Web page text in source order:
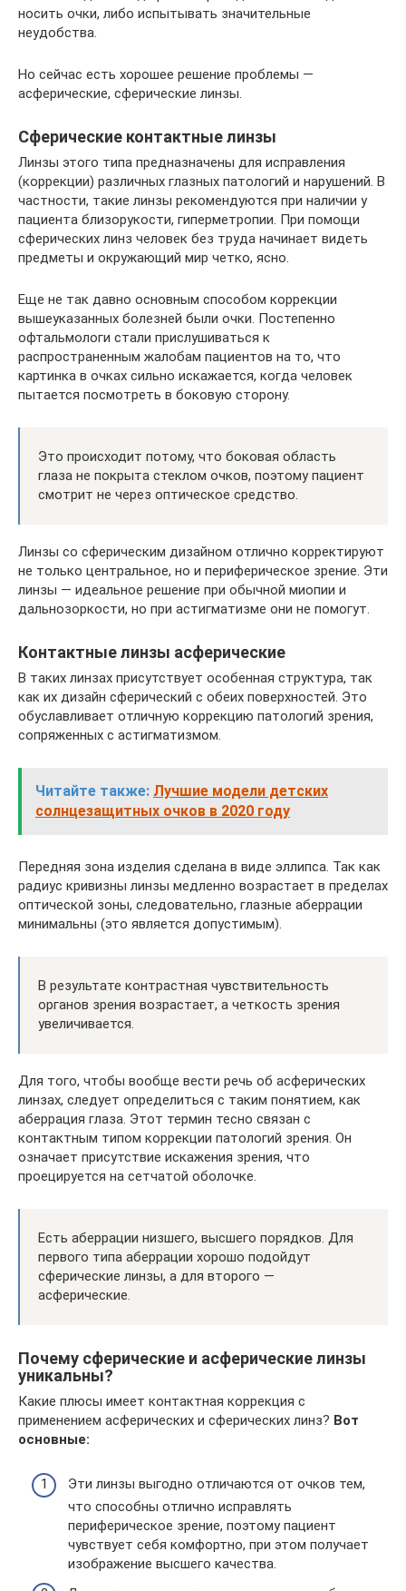
носить очки, либо испытывать значительные
неудобства.
Но сейчас есть хорошее решение проблемы —
асферические, сферические линзы.
Сферические контактные линзы
Линзы этого типа предназначены для исправления
(коррекции) различных глазных патологий и нарушений. В
частности, такие линзы рекомендуются при наличии у
пациента близорукости, гиперметропии. При помощи
сферических линз человек без труда начинает видеть
предметы и окружающий мир четко, ясно.
Еще не так давно основным способом коррекции
вышеуказанных болезней были очки. Постепенно
офтальмологи стали прислушиваться к
распространенным жалобам пациентов на то, что
картинка в очках сильно искажается, когда человек
пытается посмотреть в боковую сторону.
Это происходит потому, что боковая область
глаза не покрыта стеклом очков, поэтому пациент
смотрит не через оптическое средство.
Линзы со сферическим дизайном отлично корректируют
не только центральное, но и периферическое зрение. Эти
линзы — идеальное решение при обычной миопии и
дальнозоркости, но при астигматизме они не помогут.
Контактные линзы асферические
В таких линзах присутствует особенная структура, так
как их дизайн сферический с обеих поверхностей. Это
обуславливает отличную коррекцию патологий зрения,
сопряженных с астигматизмом.
Читайте также: Лучшие модели детских
солнцезащитных очков в 2020 году
Передняя зона изделия сделана в виде эллипса. Так как
радиус кривизны линзы медленно возрастает в пределах
оптической зоны, следовательно, глазные аберрации
минимальны (это является допустимым).
В результате контрастная чувствительность
органов зрения возрастает, а четкость зрения
увеличивается.
Для того, чтобы вообще вести речь об асферических
линзах, следует определиться с таким понятием, как
аберрация глаза. Этот термин тесно связан с
контактным типом коррекции патологий зрения. Он
означает присутствие искажения зрения, что
проецируется на сетчатой оболочке.
Есть аберрации низшего, высшего порядков. Для
первого типа аберрации хорошо подойдут
сферические линзы, а для второго —
асферические.
Почему сферические и асферические линзы
уникальны?
Какие плюсы имеет контактная коррекция с
применением асферических и сферических линз? Вот
основные:
Эти линзы выгодно отличаются от очков тем,
что способны отлично исправлять
периферическое зрение, поэтому пациент
чувствует себя комфортно, при этом получает
изображение высшего качества.